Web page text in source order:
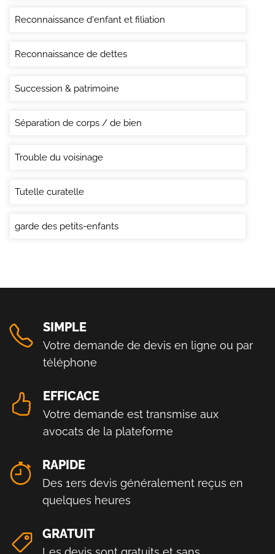
Reconnaissance d'enfant et filiation
Reconnaissance de dettes
Succession & patrimoine
Séparation de corps / de bien
Trouble du voisinage
Tutelle curatelle
garde des petits-enfants
SIMPLE
Votre demande de devis en ligne ou par
téléphone
EFFICACE
Votre demande est transmise aux
avocats de la plateforme
RAPIDE
Des 1ers devis généralement reçus en
quelques heures
GRATUIT